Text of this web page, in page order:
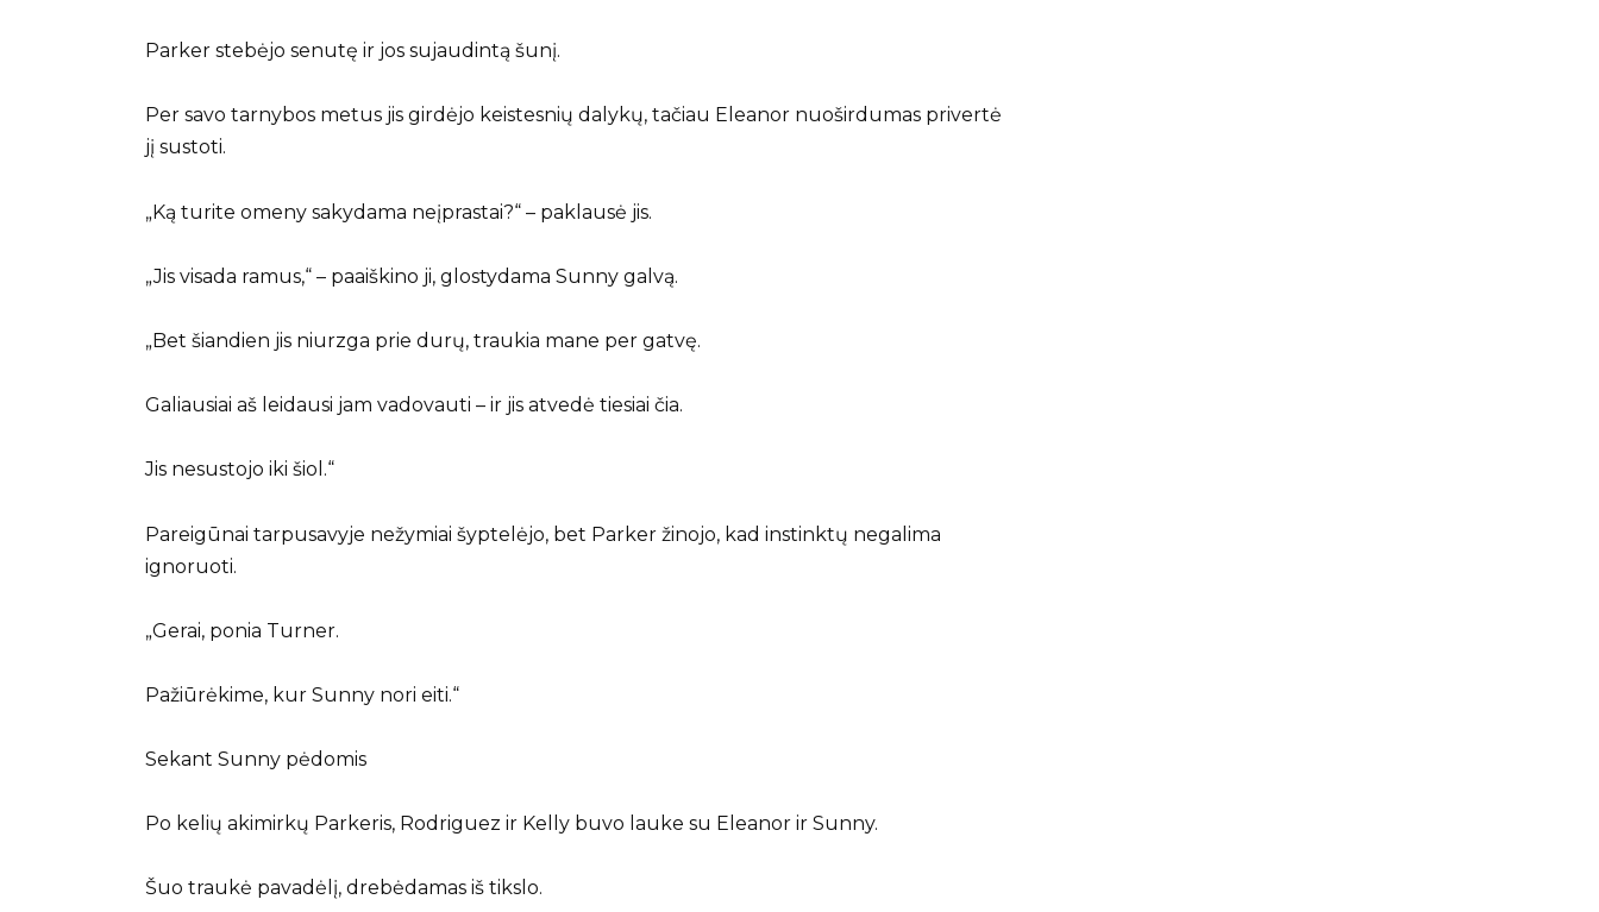
Parker stebėjo senutę ir jos sujaudintą šunį.
Per savo tarnybos metus jis girdėjo keistesnių dalykų, tačiau Eleanor nuoširdumas privertė
jį sustoti.
„Ką turite omeny sakydama neįprastai?“ – paklausė jis.
„Jis visada ramus,“ – paaiškino ji, glostydama Sunny galvą.
„Bet šiandien jis niurzga prie durų, traukia mane per gatvę.
Galiausiai aš leidausi jam vadovauti – ir jis atvedė tiesiai čia.
Jis nesustojo iki šiol.“
Pareigūnai tarpusavyje nežymiai šyptelėjo, bet Parker žinojo, kad instinktų negalima
ignoruoti.
„Gerai, ponia Turner.
Pažiūrėkime, kur Sunny nori eiti.“
Sekant Sunny pėdomis
Po kelių akimirkų Parkeris, Rodriguez ir Kelly buvo lauke su Eleanor ir Sunny.
Šuo traukė pavadėlį, drebėdamas iš tikslo.